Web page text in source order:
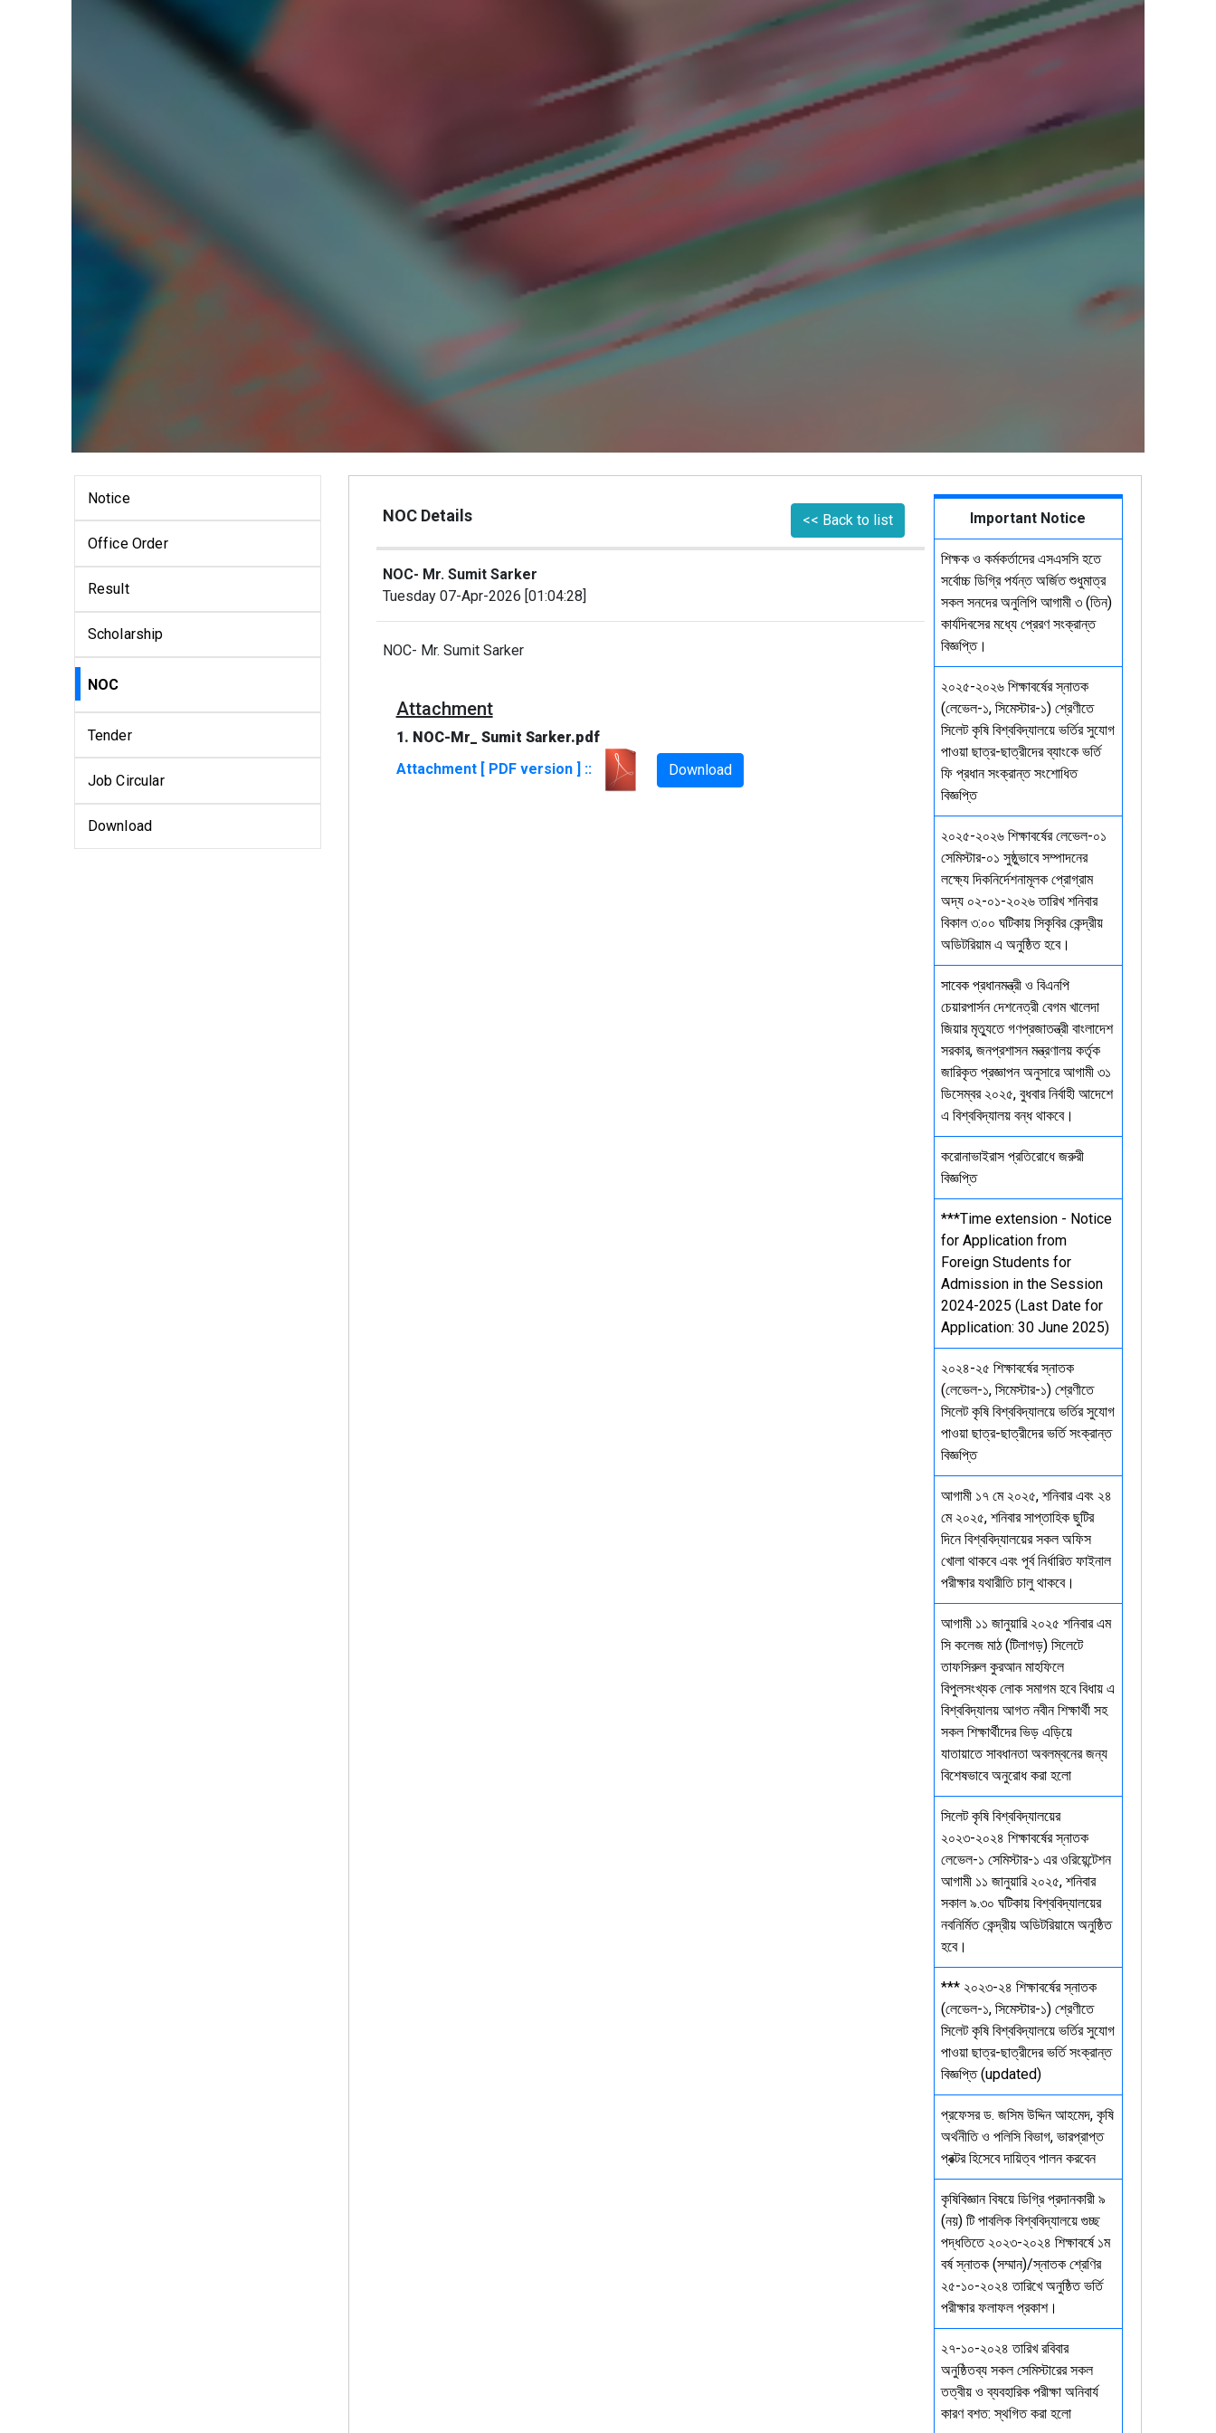
Notice
Office Order
Result
Scholarship
NOC
Tender
Job Circular
Download
NOC Details << Back to list
NOC- Mr. Sumit Sarker
Tuesday 07-Apr-2026 [01:04:28]
NOC- Mr. Sumit Sarker
Attachment
1. NOC-Mr_ Sumit Sarker.pdf
Attachment [ PDF version ] ::
Download
Important Notice
শিক্ষক ও কর্মকর্তাদের এসএসসি হতে
সর্বোচ্চ ডিগ্রি পর্যন্ত অর্জিত শুধুমাত্র
সকল সনদের অনুলিপি আগামী ৩ (তিন)
কার্যদিবসের মধ্যে প্রেরণ সংক্রান্ত
বিজ্ঞপ্তি।
২০২৫-২০২৬ শিক্ষাবর্ষের স্নাতক
(লেভেল-১, সিমেস্টার-১) শ্রেণীতে
সিলেট কৃষি বিশ্ববিদ্যালয়ে ভর্তির সুযোগ
পাওয়া ছাত্র-ছাত্রীদের ব্যাংকে ভর্তি
ফি প্রধান সংক্রান্ত সংশোধিত
বিজ্ঞপ্তি
২০২৫-২০২৬ শিক্ষাবর্ষের লেভেল-০১
সেমিস্টার-০১ সুষ্ঠুভাবে সম্পাদনের
লক্ষ্যে দিকনির্দেশনামূলক প্রোগ্রাম
অদ্য ০২-০১-২০২৬ তারিখ শনিবার
বিকাল ৩:০০ ঘটিকায় সিকৃবির কেন্দ্রীয়
অডিটরিয়াম এ অনুষ্ঠিত হবে।
সাবেক প্রধানমন্ত্রী ও বিএনপি
চেয়ারপার্সন দেশনেত্রী বেগম খালেদা
জিয়ার মৃত্যুতে গণপ্রজাতন্ত্রী বাংলাদেশ
সরকার, জনপ্রশাসন মন্ত্রণালয় কর্তৃক
জারিকৃত প্রজ্ঞাপন অনুসারে আগামী ৩১
ডিসেম্বর ২০২৫, বুধবার নির্বাহী আদেশে
এ বিশ্ববিদ্যালয় বন্ধ থাকবে।
করোনাভাইরাস প্রতিরোধে জরুরী
বিজ্ঞপ্তি
***Time extension - Notice
for Application from
Foreign Students for
Admission in the Session
2024-2025 (Last Date for
Application: 30 June 2025)
২০২৪-২৫ শিক্ষাবর্ষের স্নাতক
(লেভেল-১, সিমেস্টার-১) শ্রেণীতে
সিলেট কৃষি বিশ্ববিদ্যালয়ে ভর্তির সুযোগ
পাওয়া ছাত্র-ছাত্রীদের ভর্তি সংক্রান্ত
বিজ্ঞপ্তি
আগামী ১৭ মে ২০২৫, শনিবার এবং ২৪
মে ২০২৫, শনিবার সাপ্তাহিক ছুটির
দিনে বিশ্ববিদ্যালয়ের সকল অফিস
খোলা থাকবে এবং পূর্ব নির্ধারিত ফাইনাল
পরীক্ষার যথারীতি চালু থাকবে।
আগামী ১১ জানুয়ারি ২০২৫ শনিবার এম
সি কলেজ মাঠ (টিলাগড়) সিলেটে
তাফসিরুল কুরআন মাহফিলে
বিপুলসংখ্যক লোক সমাগম হবে বিধায় এ
বিশ্ববিদ্যালয় আগত নবীন শিক্ষার্থী সহ
সকল শিক্ষার্থীদের ভিড় এড়িয়ে
যাতায়াতে সাবধানতা অবলম্বনের জন্য
বিশেষভাবে অনুরোধ করা হলো
সিলেট কৃষি বিশ্ববিদ্যালয়ের
২০২৩-২০২৪ শিক্ষাবর্ষের স্নাতক
লেভেল-১ সেমিস্টার-১ এর ওরিয়েন্টেশন
আগামী ১১ জানুয়ারি ২০২৫, শনিবার
সকাল ৯.৩০ ঘটিকায় বিশ্ববিদ্যালয়ের
নবনির্মিত কেন্দ্রীয় অডিটরিয়ামে অনুষ্ঠিত
হবে।
*** ২০২৩-২৪ শিক্ষাবর্ষের স্নাতক
(লেভেল-১, সিমেস্টার-১) শ্রেণীতে
সিলেট কৃষি বিশ্ববিদ্যালয়ে ভর্তির সুযোগ
পাওয়া ছাত্র-ছাত্রীদের ভর্তি সংক্রান্ত
বিজ্ঞপ্তি (updated)
প্রফেসর ড. জসিম উদ্দিন আহমেদ, কৃষি
অর্থনীতি ও পলিসি বিভাগ, ভারপ্রাপ্ত
প্রক্টর হিসেবে দায়িত্ব পালন করবেন
কৃষিবিজ্ঞান বিষয়ে ডিগ্রি প্রদানকারী ৯
(নয়) টি পাবলিক বিশ্ববিদ্যালয়ে গুচ্ছ
পদ্ধতিতে ২০২৩-২০২৪ শিক্ষাবর্ষে ১ম
বর্ষ স্নাতক (সম্মান)/স্নাতক শ্রেণির
২৫-১০-২০২৪ তারিখে অনুষ্ঠিত ভর্তি
পরীক্ষার ফলাফল প্রকাশ।
২৭-১০-২০২৪ তারিখ রবিবার
অনুষ্ঠিতব্য সকল সেমিস্টারের সকল
তত্বীয় ও ব্যবহারিক পরীক্ষা অনিবার্য
কারণ বশত: স্থগিত করা হলো